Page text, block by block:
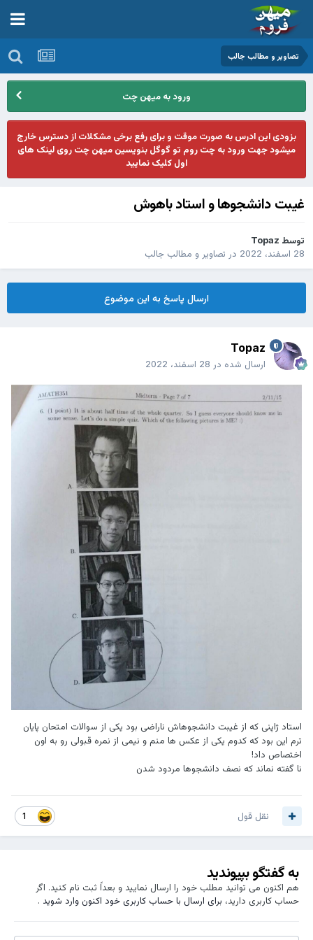
تصاوير و مطالب جالب
ورود به میهن چت
بزودی این ادرس به صورت موقت و برای رفع برخی مشکلات از دسترس خارج
میشود جهت ورود به چت روم تو گوگل بنویسین میهن چت روی لینک های
اول کلیک نمایید
غیبت دانشجوها و استاد باهوش
توسط Topaz
28 اسفند، 2022
در تصاوير و مطالب جالب
ارسال پاسخ به این موضوع
Topaz
ارسال شده در 28 اسفند، 2022
استاد ژاپنی که از غیبت دانشجوهاش ناراضی بود یکی از سوالات امتحان پایان
ترم این بود که کدوم یکی از عکس ها منم و نیمی از نمره قبولی رو به اون
اختصاص داد!
نا گفته نماند که نصف دانشجوها مردود شدن
نقل قول
به گفتگو بپیوندید
هم اکنون می توانید مطلب خود را ارسال نمایید و بعداً ثبت نام کنید. اگر
حساب کاربری دارید، برای ارسال با حساب کاربری خود اکنون وارد شوید.